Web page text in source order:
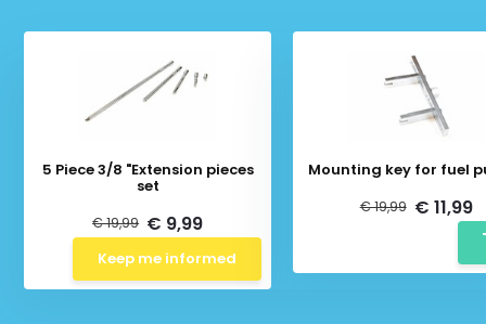
5 Piece 3/8 "Extension pieces
set
€ 19,99 € 9,99
Keep me informed
Mounting key for fuel
€ 19,99 € 11,99